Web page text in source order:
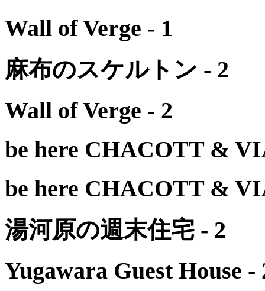
Wall of Verge - 1
麻布のスケルトン - 2
Wall of Verge - 2
be here CHACOTT &
be here CHACOTT &
湯河原の週末住宅 - 2
Yugawara Guest House -